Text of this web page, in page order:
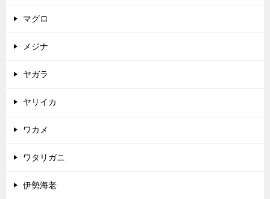
マグロ
メジナ
ヤガラ
ヤリイカ
ワカメ
ワタリガニ
伊勢海老